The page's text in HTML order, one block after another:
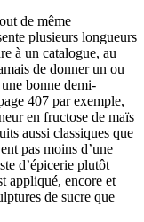
de même
plusieurs longueurs
à un catalogue, au
de donner un ou
bonne demi-
407 par exemple,
en fructose de maïs
aussi classiques que
pas moins d’une
d’épicerie plutôt
appliqué, encore et
de sucre que